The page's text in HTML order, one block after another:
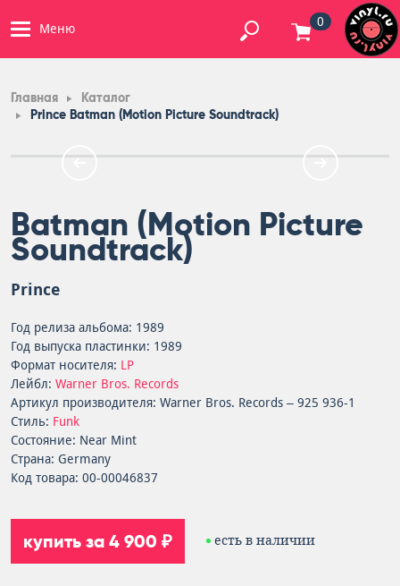
Меню 0
Главная
Каталог
Prince Batman (Motion Picture Soundtrack)
Batman (Motion Picture
Soundtrack)
Prince
Год релиза альбома: 1989
Год выпуска пластинки: 1989
Формат носителя: LP
Лейбл: Warner Bros. Records
Артикул производителя: Warner Bros. Records – 925 936-1
Стиль: Funk
Состояние: Near Mint
Страна: Germany
Код товара: 00-00046837
купить за 4 900 ₽ есть в наличии